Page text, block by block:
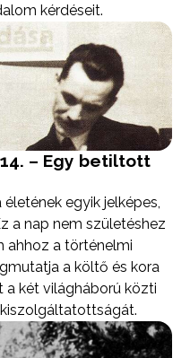
kérdéseit.
– Egy betiltott
egyik jelképes,
a nap nem születéshez
ahhoz a történelmi
a költő és kora
két világháború közti